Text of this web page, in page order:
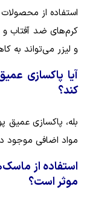
کرم‌های ضد آفتاب و
و لیزر می‌تواند به
آیا پاکسازی
کند؟
بله، پاکسازی
مواد اضافی موجود
استفاده از
موثر است؟